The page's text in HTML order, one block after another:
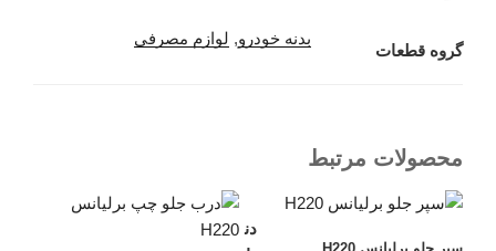
گروه قطعات
بدنه خودرو, لوازم مصرفی
محصولات مرتبط
دن